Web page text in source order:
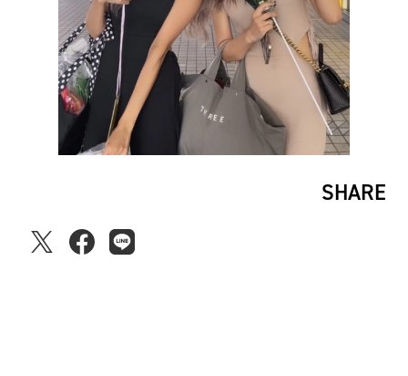
SHARE